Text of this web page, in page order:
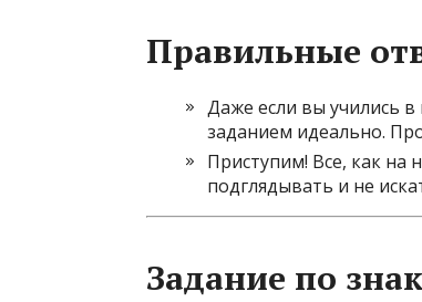
Правильные
Даже если вы учились
заданием идеально.
Приступим! Все, как на
подглядывать и не
Задание по